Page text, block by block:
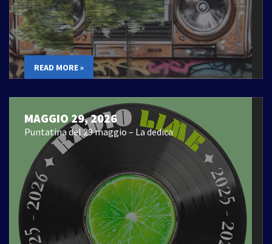
READ MORE »
MAGGIO 29, 2026
Puntatina del 29 maggio – La dedica